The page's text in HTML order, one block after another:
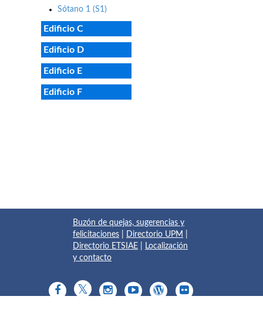
Sótano 1 (S1)
Edificio C
Edificio D
Edificio E
Edificio F
Buzón de quejas, sugerencias y
felicitaciones
Directorio UPM
Directorio ETSIAE
Localización
y contacto